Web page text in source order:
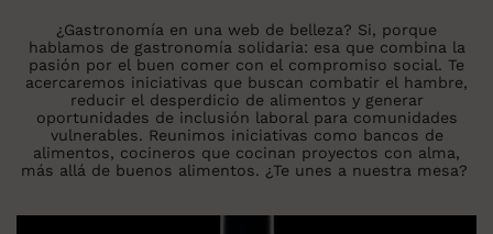
¿Gastronomía en una web de belleza? Si, porque
hablamos de gastronomía solidaria: esa que combina la
pasión por el buen comer con el compromiso social. Te
acercaremos iniciativas que buscan combatir el hambre,
reducir el desperdicio de alimentos y generar
oportunidades de inclusión laboral para comunidades
vulnerables. Reunimos iniciativas como bancos de
alimentos, cocineros que cocinan proyectos con alma,
más allá de buenos alimentos. ¿Te unes a nuestra mesa?